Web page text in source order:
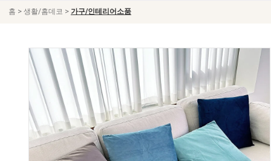
홈 > 생활/홈데코 > 가구/인테리어소품